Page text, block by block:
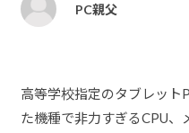
PC親父
高等学校指定のタブレット
た機種で非力すぎるCPU